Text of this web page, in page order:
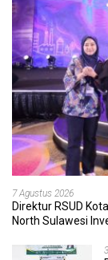
7 Agustus 2026
Direktur RSUD
North Sulawesi